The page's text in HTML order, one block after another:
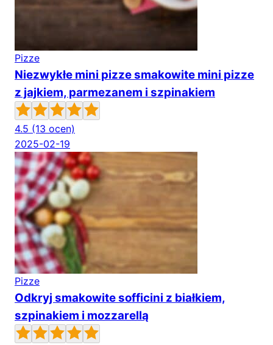
Pizze
Niezwykłe mini pizze smakowite mini pizze
z jajkiem, parmezanem i szpinakiem
4.5 (13 ocen)
2025-02-19
Pizze
Odkryj smakowite sofficini z białkiem,
szpinakiem i mozzarellą